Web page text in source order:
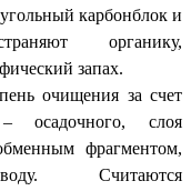
карбонблок и
органику,
запах.
очищения за счет
осадочного, слоя
фрагментом,
Считаются